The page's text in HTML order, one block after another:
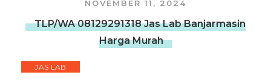
NOVEMBER 11, 2024
TLP/WA 08129291318 Jas Lab Banjarmasin
Harga Murah
JAS LAB